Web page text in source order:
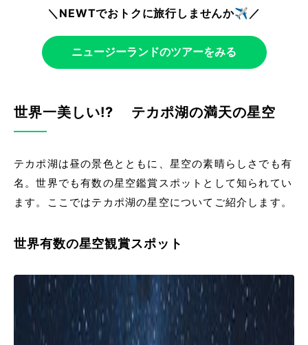
＼NEWTでおトクに旅行しませんか✈️／
ニュージーランドのツアーをみる
世界一美しい!? テカポ湖の満天の星空
テカポ湖は昼の景色とともに、星空の素晴らしさでも有
名。世界でも有数の星空鑑賞スポットとして知られてい
ます。ここではテカポ湖の星空についてご紹介します。
世界有数の星空観賞スポット